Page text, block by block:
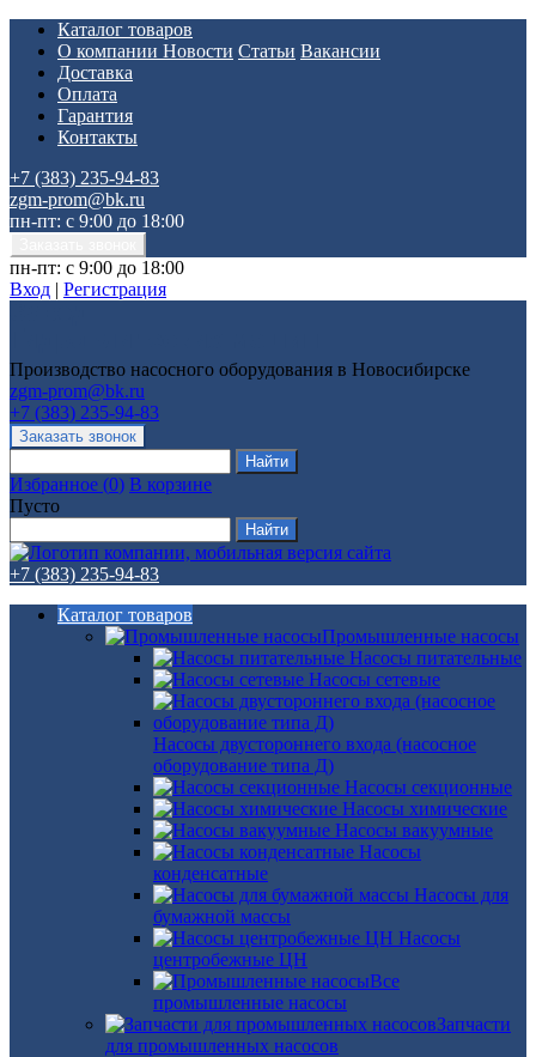
Каталог товаров
О компании Новости Статьи Вакансии
Доставка
Оплата
Гарантия
Контакты
+7 (383) 235-94-83
zgm-prom@bk.ru
пн-пт: с 9:00 до 18:00
пн-пт: с 9:00 до 18:00
Вход | Регистрация
Производство насосного оборудования в Новосибирске
zgm-prom@bk.ru
+7 (383) 235-94-83
Избранное (0) В корзине
Пусто
+7 (383) 235-94-83
Каталог товаров
Промышленные насосы
Насосы питательные
Насосы сетевые
Насосы двустороннего входа (насосное
оборудование типа Д)
Насосы секционные
Насосы химические
Насосы вакуумные
Насосы
конденсатные
Насосы для
бумажной массы
Насосы
центробежные ЦН
Все
промышленные насосы
Запчасти
для промышленных насосов